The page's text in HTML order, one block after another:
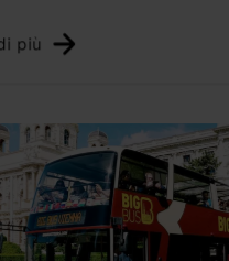
più belli della Ringstraße.
più